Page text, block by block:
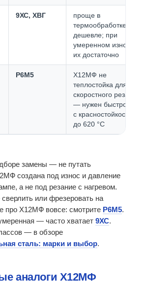
9ХС, ХВГ
проще в
термообработке и
дешевле; при
умеренном износе
их достаточно
Р6М5
Х12МФ не
теплостойка для
скоростного резания
— нужен быстрорез
с красностойкостью
до 620 °C
замены — не путать
создана под износ и давление
а не под резание с нагревом.
или фрезеровать на
про Х12МФ вовсе: смотрите Р6М5.
— часто хватает 9ХС.
— в обзоре
сталь: марки и выбор.
аналоги Х12МФ